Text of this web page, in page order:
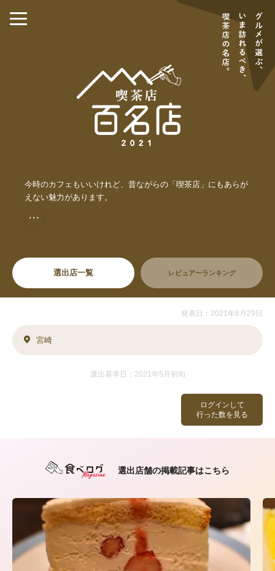
今時のカフェもいいけれど、昔ながらの「喫茶店」にもあらが
えない魅力があります。
・・・
選出店一覧 レビュアーランキング
ログインして
行った数を見る
発表日：2021年6月29日
宮崎
選出基準日：2021年5月初旬
選出店舗の掲載記事はこちら